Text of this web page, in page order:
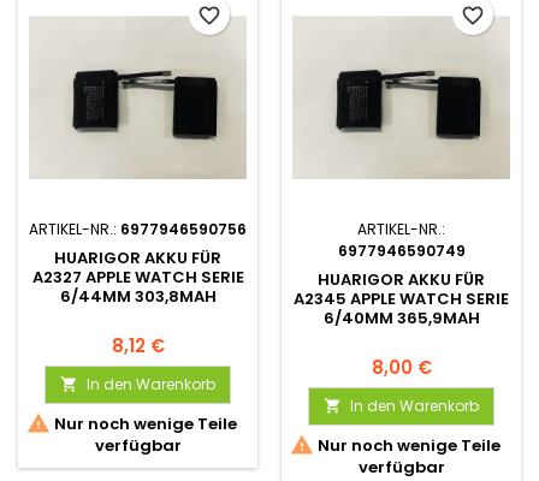
ARTIKEL-NR.: 6977946590756
HUARIGOR AKKU FÜR
A2327 APPLE WATCH SERIE
6/44MM 303,8MAH
8,12 €
 In den Warenkorb
 Nur noch wenige Teile
verfügbar
favorite_border
ARTIKEL-NR.:
6977946590749
HUARIGOR AKKU FÜR
A2345 APPLE WATCH SERIE
6/40MM 365,9MAH
8,00 €
 In den Warenkorb
 Nur noch wenige Teile
verfügbar
favorite_border